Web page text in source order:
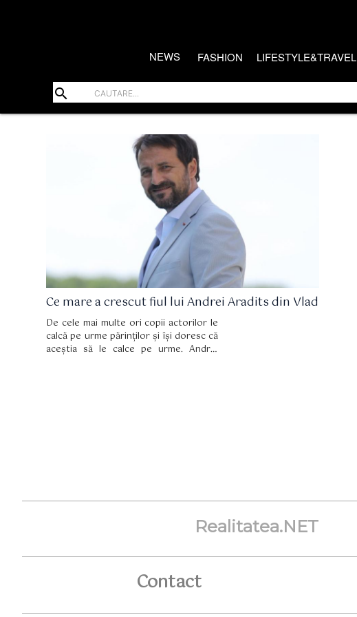
NEWS FASHION LIFESTYLE&TRAVEL
search
Ce mare a crescut fiul lui Andrei Aradits din Vlad
De cele mai multe ori copii actorilor le
calcă pe urme părinților și își doresc că
aceștia să le calce pe urme. Andrei
Realitatea.NET
Contact